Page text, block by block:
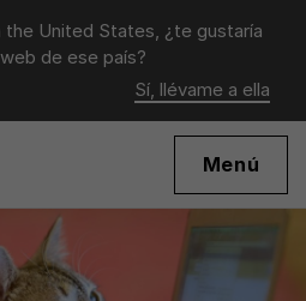
the United States, ¿te gustaría
de ese país?
Sí, llévame a ella
Menú